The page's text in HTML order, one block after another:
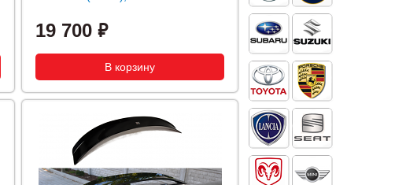
19 700